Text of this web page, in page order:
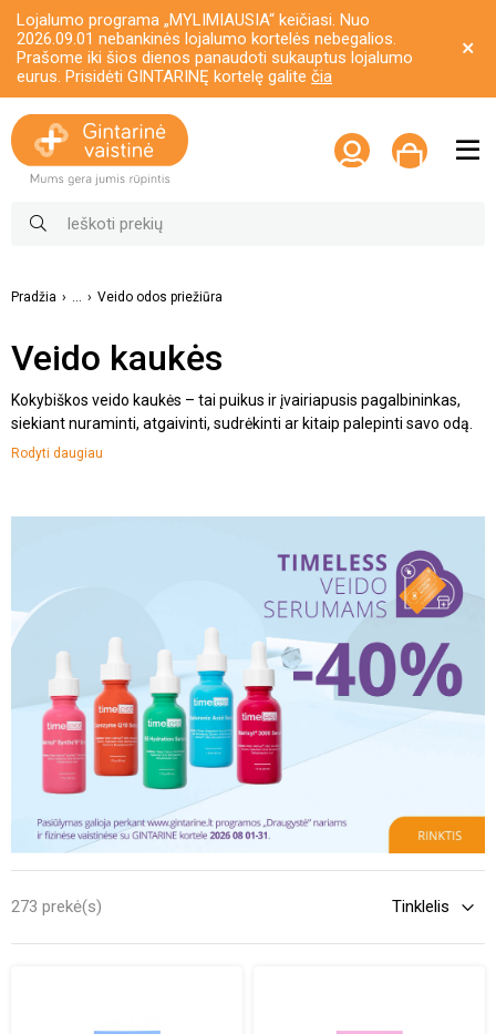
Lojalumo programa „MYLIMIAUSIA“ keičiasi. Nuo
2026.09.01 nebankinės lojalumo kortelės nebegalios.
Prašome iki šios dienos panaudoti sukauptus lojalumo
eurus. Prisidėti GINTARINĘ kortelę galite čia
Pradžia ... Veido odos priežiūra
Veido kaukės
Kokybiškos veido kaukės – tai puikus ir įvairiapusis pagalbininkas,
siekiant nuraminti, atgaivinti, sudrėkinti ar kitaip palepinti savo odą.
Pastarosios dažniausiai yra naudojamos 1-2 kartus per savaitę, be
drėkinanti veido kaukėtikriausiai tiks tiems, kurie skundžiasi
savaitės, valomoji – riebesnės odos savininkams. Kita vertus, tarp
pasirinkimų visuomet galima varijuoti, atsižvelgiant į dabartinę savo
situaciją.
Rodyti daugiau
273 prekė(s)